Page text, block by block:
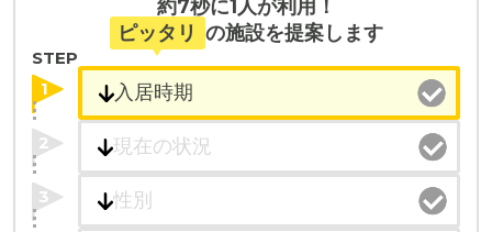
約7秒に1人が利用！
ピッタリ の施設を提案します
STEP
1
2
3